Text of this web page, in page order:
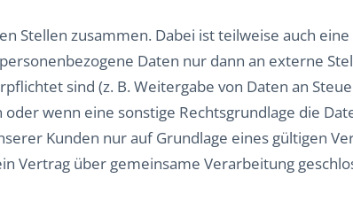
Stellen zusammen. Dabei ist teilweise auch
Daten nur dann an externe
sind (z. B. Weitergabe von Daten an
wenn eine sonstige Rechtsgrundlage die
Kunden nur auf Grundlage eines gültigen
Vertrag über gemeinsame Verarbeitung